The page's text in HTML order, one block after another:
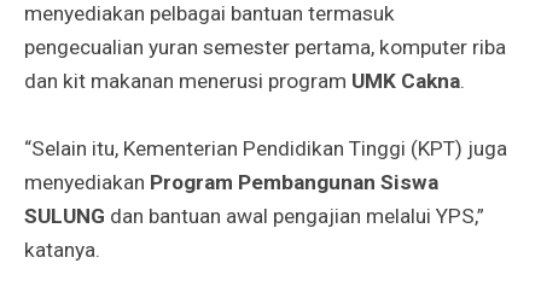
menyediakan pelbagai bantuan termasuk
pengecualian yuran semester pertama, komputer riba
dan kit makanan menerusi program UMK Cakna.
“Selain itu, Kementerian Pendidikan Tinggi (KPT) juga
menyediakan Program Pembangunan Siswa
SULUNG dan bantuan awal pengajian melalui YPS,”
katanya.